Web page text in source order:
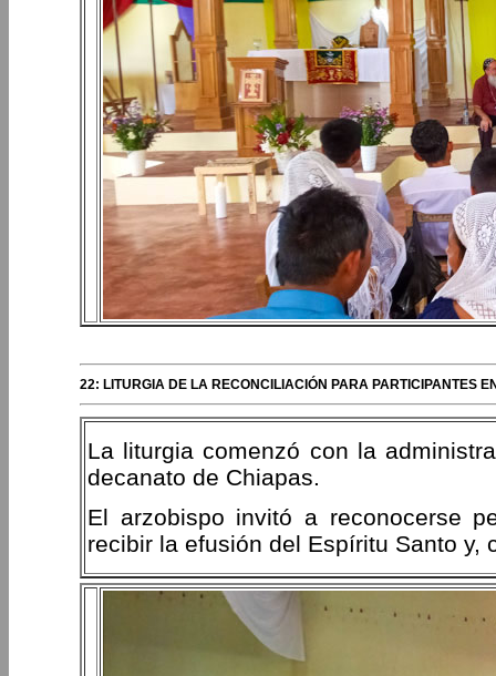
22: LITURGIA DE LA RECONCILIACIÓN PARA PARTICIPANTES
La liturgia comenzó con la
decanato de Chiapas.
El arzobispo invitó a reconocerse
recibir la efusión del Espíritu Santo y,